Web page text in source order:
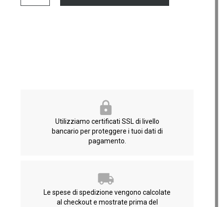
Utilizziamo certificati SSL di livello
bancario per proteggere i tuoi dati di
pagamento.
Le spese di spedizione vengono calcolate
al checkout e mostrate prima del